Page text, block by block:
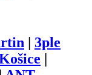
3ple